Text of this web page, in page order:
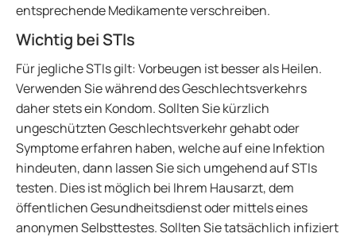
entsprechende Medikamente verschreiben.
Wichtig bei STIs
Für jegliche STIs gilt: Vorbeugen ist besser als Heilen.
Verwenden Sie während des Geschlechtsverkehrs
daher stets ein Kondom. Sollten Sie kürzlich
ungeschützten Geschlechtsverkehr gehabt oder
Symptome erfahren haben, welche auf eine Infektion
hindeuten, dann lassen Sie sich umgehend auf STIs
testen. Dies ist möglich bei Ihrem Hausarzt, dem
öffentlichen Gesundheitsdienst oder mittels eines
anonymen Selbsttestes. Sollten Sie tatsächlich infiziert